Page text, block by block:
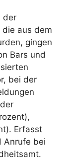
der
aus dem
gingen
Bars und
bei der
Erfasst
Anrufe bei